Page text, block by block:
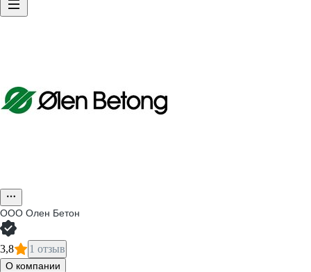
ООО Олен Бетон
3,8 1 отзыв
О компании